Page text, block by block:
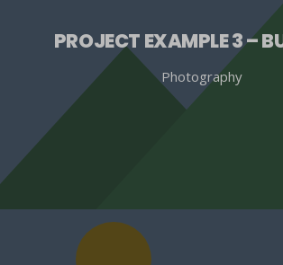
PROJECT EXAMPLE 3 –
Photography